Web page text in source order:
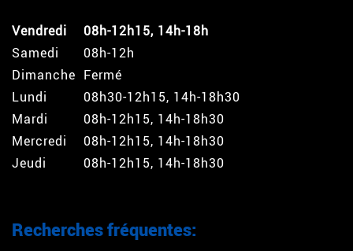
Vendredi
08h-12h15, 14h-18h
Samedi
08h-12h
Dimanche Fermé
Lundi
08h30-12h15, 14h-18h30
Mardi
08h-12h15, 14h-18h30
Mercredi
08h-12h15, 14h-18h30
Jeudi
08h-12h15, 14h-18h30
Recherches fréquentes: